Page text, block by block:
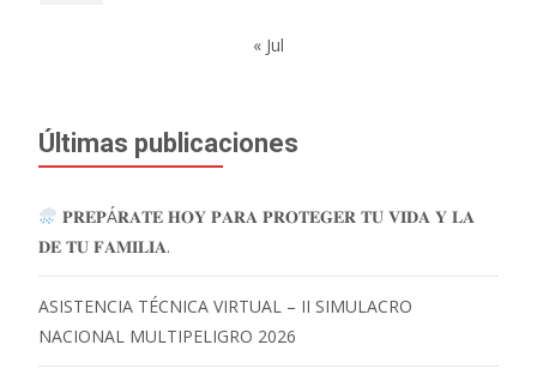
« Jul
Últimas publicaciones
𝐏𝐑𝐄𝐏Á𝐑𝐀𝐓𝐄 𝐇𝐎𝐘 𝐏𝐀𝐑𝐀 𝐏𝐑𝐎𝐓𝐄𝐆𝐄𝐑 𝐓𝐔 𝐕𝐈𝐃𝐀 𝐘 𝐋𝐀
𝐃𝐄 𝐓𝐔 𝐅𝐀𝐌𝐈𝐋𝐈𝐀.
ASISTENCIA TÉCNICA VIRTUAL – II SIMULACRO
NACIONAL MULTIPELIGRO 2026